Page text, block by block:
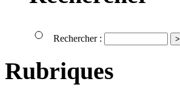
Rechercher :
Rubriques